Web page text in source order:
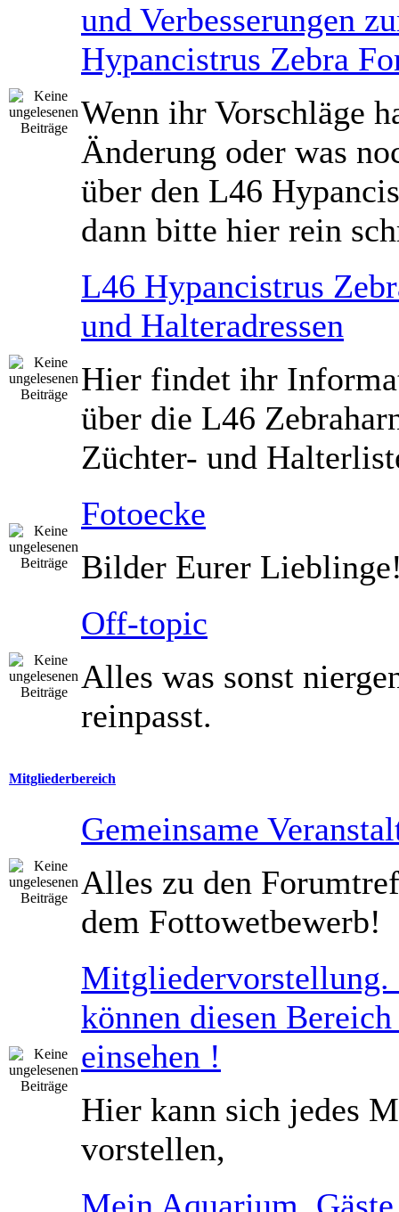
und Verbesserungen
Hypancistrus Zebra
Wenn ihr Vorschläge
Änderung oder was
über den L46
dann bitte hier rein
L46 Hypancistrus
und Halteradressen
Hier findet ihr
über die L46
Züchter- und
Fotoecke
Bilder Eurer
Off-topic
Alles was sonst
reinpasst.
Mitgliederbereich
Gemeinsame
Alles zu den
dem Fottowetbewerb!
Mitgliedervorstellung.
können diesen
einsehen !
Hier kann sich jedes
vorstellen,